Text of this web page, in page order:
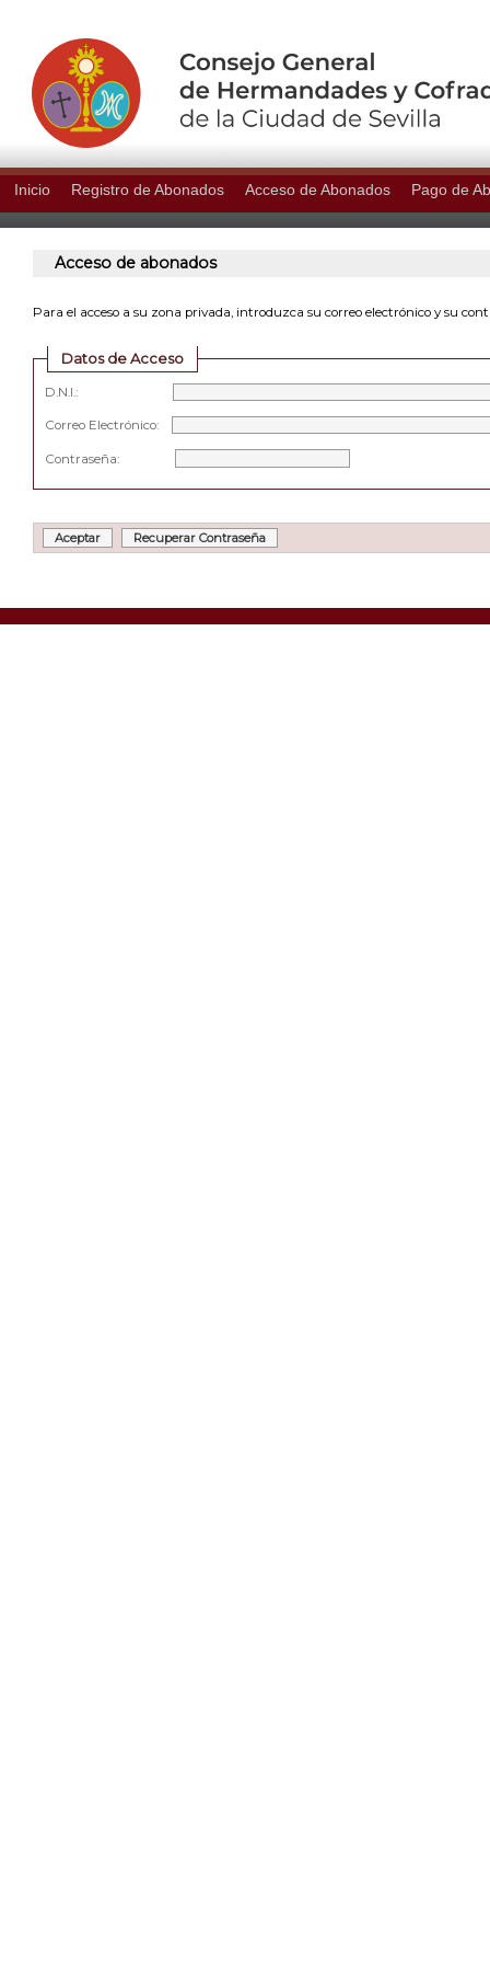
Inicio Registro de Abonados Acceso de Abonados Pago de
Acceso de abonados
Para el acceso a su zona privada, introduzca su correo electrónico y su
Datos de Acceso
D.N.I.:
Correo Electrónico:
Contraseña: